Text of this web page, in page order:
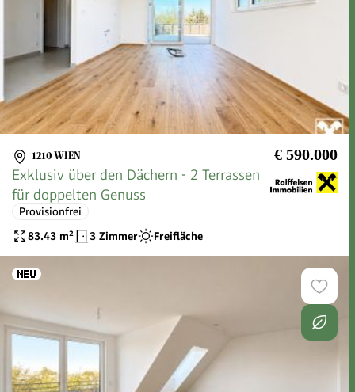
1210 WIEN € 590.000
Exklusiv über den Dächern - 2 Terrassen
für doppelten Genuss
Provisionfrei
83.43 m² 3 Zimmer Freifläche